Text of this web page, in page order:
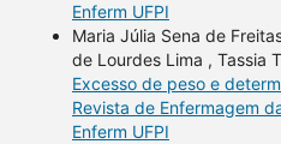
Enferm UFPI
Maria Júlia Sena de
de Lourdes Lima , Tassia
Excesso de peso e
Revista de Enfermagem
Enferm UFPI